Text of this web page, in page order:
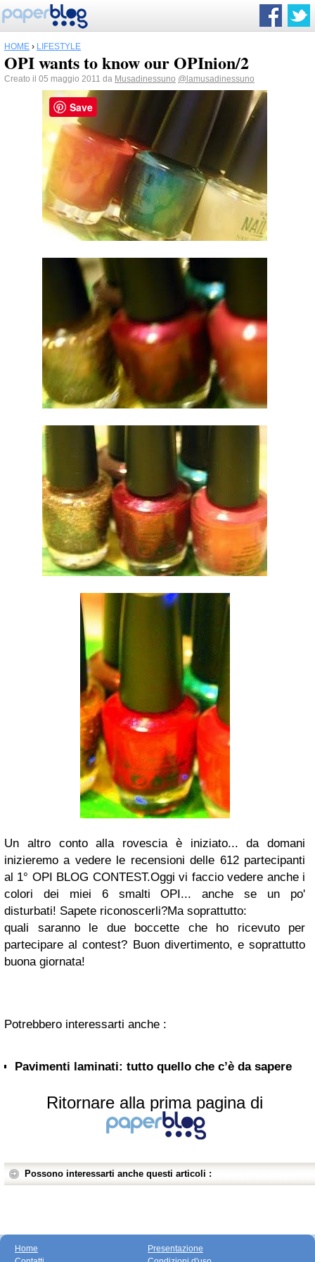
HOME › LIFESTYLE
OPI wants to know our OPInion/2
Creato il 05 maggio 2011 da Musadinessuno @lamusadinessuno
Un altro conto alla rovescia è iniziato... da domani
inizieremo a vedere le recensioni delle 612 partecipanti
al 1° OPI BLOG CONTEST.Oggi vi faccio vedere anche i
colori dei miei 6 smalti OPI... anche se un po'
disturbati! Sapete riconoscerli?Ma soprattutto:
quali saranno le due boccette che ho ricevuto per
partecipare al contest? Buon divertimento, e soprattutto
buona giornata!
Potrebbero interessarti anche :
Pavimenti laminati: tutto quello che c’è da sapere
Ritornare alla prima pagina di
Possono interessarti anche questi articoli :
Home
Presentazione
Save